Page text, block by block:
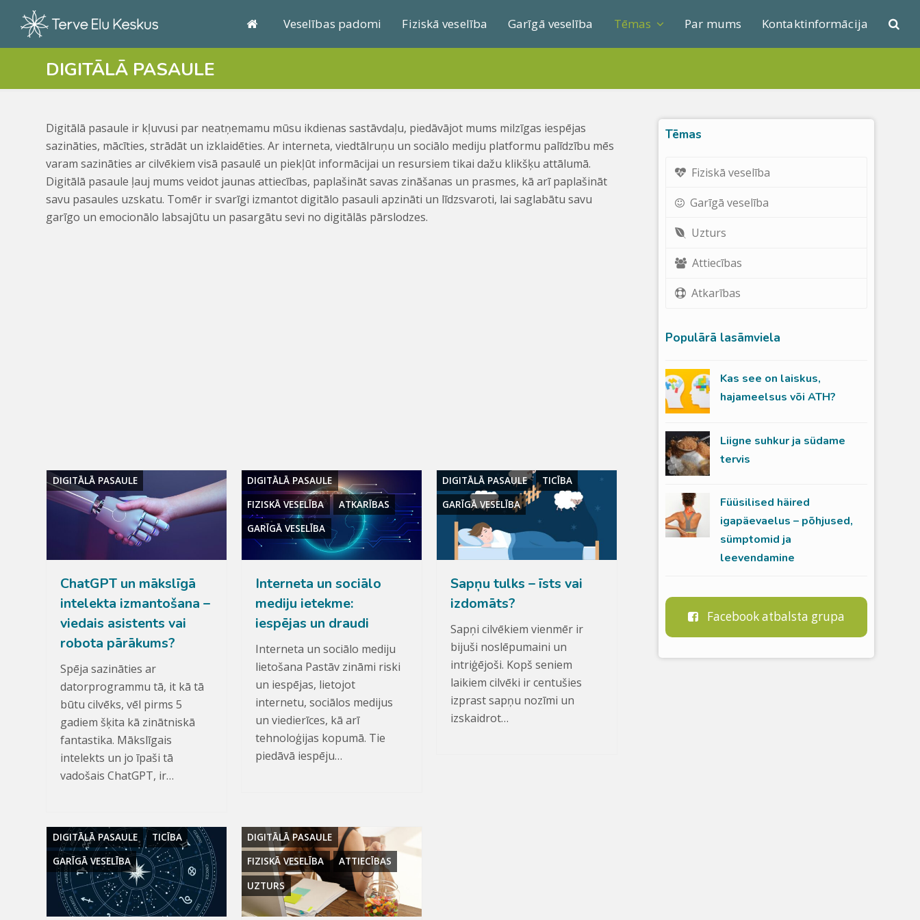
Veselības padomi Fiziskā veselība Garīgā veselība Tēmas Par mums Kontaktinformācija
DIGITĀLĀ PASAULE
Digitālā pasaule ir kļuvusi par neatņemamu mūsu ikdienas sastāvdaļu, piedāvājot mums milzīgas iespējas
sazināties, mācīties, strādāt un izklaidēties. Ar interneta, viedtālruņu un sociālo mediju platformu palīdzību mēs
varam sazināties ar cilvēkiem visā pasaulē un piekļūt informācijai un resursiem tikai dažu klikšķu attālumā.
Digitālā pasaule ļauj mums veidot jaunas attiecības, paplašināt savas zināšanas un prasmes, kā arī paplašināt
savu pasaules uzskatu. Tomēr ir svarīgi izmantot digitālo pasauli apzināti un līdzsvaroti, lai saglabātu savu
garīgo un emocionālo labsajūtu un pasargātu sevi no digitālās pārslodzes.
DIGITĀLĀ PASAULE
ChatGPT un mākslīgā
intelekta izmantošana –
viedais asistents vai
robota pārākums?
Spēja sazināties ar
datorprogrammu tā, it kā tā
būtu cilvēks, vēl pirms 5
gadiem šķita kā zinātniskā
fantastika. Mākslīgais
intelekts un jo īpaši tā
vadošais ChatGPT, ir…
DIGITĀLĀ PASAULE
FIZISKĀ VESELĪBA
ATKARĪBAS
GARĪGĀ VESELĪBA
Interneta un sociālo
mediju ietekme:
iespējas un draudi
Interneta un sociālo mediju
lietošana Pastāv zināmi riski
un iespējas, lietojot
internetu, sociālos medijus
un viedierīces, kā arī
tehnoloģijas kopumā. Tie
piedāvā iespēju…
DIGITĀLĀ PASAULE
TICĪBA
GARĪGĀ VESELĪBA
Sapņu tulks – īsts vai
izdomāts?
Sapņi cilvēkiem vienmēr ir
bijuši noslēpumaini un
intriģējoši. Kopš seniem
laikiem cilvēki ir centušies
izprast sapņu nozīmi un
izskaidrot…
DIGITĀLĀ PASAULE
TICĪBA
GARĪGĀ VESELĪBA
DIGITĀLĀ PASAULE
FIZISKĀ VESELĪBA
ATTIECĪBAS
UZTURS
Tēmas
Fiziskā veselība
Garīgā veselība
Uzturs
Attiecības
Atkarības
Populārā lasāmviela
Kas see on laiskus,
hajameelsus või ATH?
Liigne suhkur ja südame
tervis
Füüsilised häired
igapäevaelus – põhjused,
sümptomid ja
leevendamine
Facebook atbalsta grupa